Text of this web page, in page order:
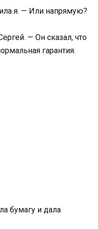
я. — Или напрямую?
— Он сказал, что
гарантия.
бумагу и дала